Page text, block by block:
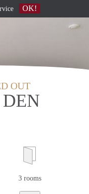
OUT
3 rooms
OK!